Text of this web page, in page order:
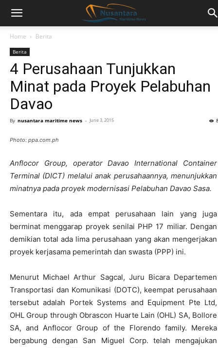
Home Berita
Berita
4 Perusahaan Tunjukkan
Minat pada Proyek Pelabuhan
Davao
By nusantara maritime news - June 3, 2015
Photo: ppa.com.ph
Anflocor Group, operator Davao International Container
Terminal (DICT) melalui anak perusahaannya, menunjukkan
minatnya pada proyek modernisasi Pelabuhan Davao Sasa.
Sementara itu, ada empat perusahaan lain yang juga
berminat menggarap proyek senilai PHP 17 miliar. Dengan
demikian total ada lima perusahaan yang akan mengerjakan
proyek kerjasama pemerintah dan swasta (PPP) ini.
Menurut Michael Arthur Sagcal, Juru Bicara Departemen
Transportasi dan Komunikasi (DOTC), keempat perusahaan
tersebut adalah Portek Systems and Equipment Pte Ltd,
OHL Group through Obrascon Huarte Lain (OHL) SA, Bollore
SA, and Anflocor Group of the Florendo family. Mereka
bergabung dengan San Miguel Corp. telah mengajukan